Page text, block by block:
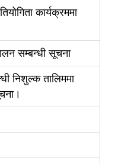
कार्यक्रममा
सम्बन्धी सूचना
निशुल्क तालिममा